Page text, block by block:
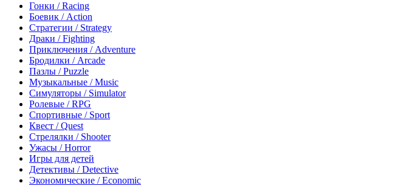
Гонки / Racing
Боевик / Action
Стратегии / Strategy
Драки / Fighting
Приключения / Adventure
Бродилки / Arcade
Пазлы / Puzzle
Музыкальные / Music
Симуляторы / Simulator
Ролевые / RPG
Спортивные / Sport
Квест / Quest
Стрелялки / Shooter
Ужасы / Horror
Игры для детей
Детективы / Detective
Экономические / Economic